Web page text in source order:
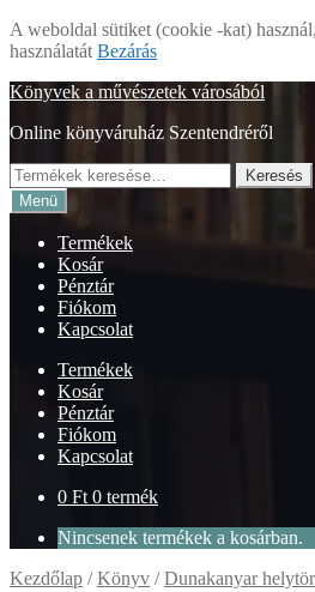
A weboldal sütiket (cookie -kat)
használatát Bezárás
Ugrás
navigációhoz
Kilépés
tartalomba
Könyvek a művészetek városából
Online könyváruház Szentendréről
Keresés
a
következőre:
Keresés
Menü
Termékek
Kosár
Pénztár
Fiókom
Kapcsolat
Termékek
Kosár
Pénztár
Fiókom
Kapcsolat
0 Ft 0 termék
Nincsenek termékek a kosárban.
Kezdőlap /Könyv /Dunakanyar